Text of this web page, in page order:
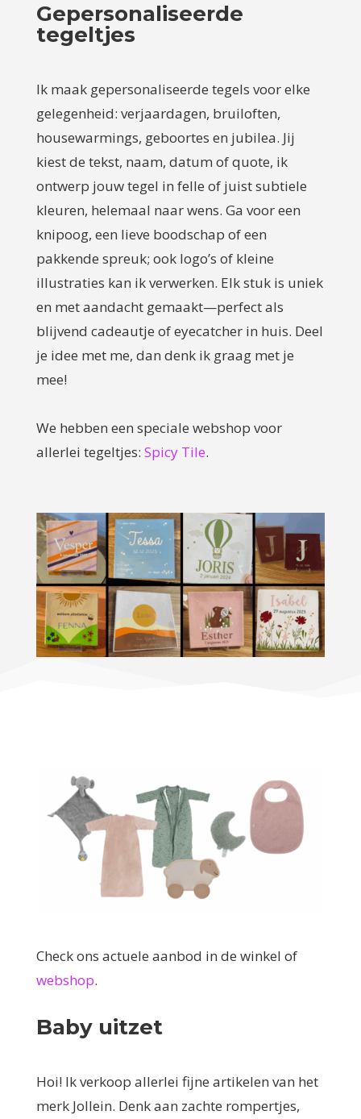
Gepersonaliseerde
tegeltjes
Ik maak gepersonaliseerde tegels voor elke
gelegenheid: verjaardagen, bruiloften,
housewarmings, geboortes en jubilea. Jij
kiest de tekst, naam, datum of quote, ik
ontwerp jouw tegel in felle of juist subtiele
kleuren, helemaal naar wens. Ga voor een
knipoog, een lieve boodschap of een
pakkende spreuk; ook logo’s of kleine
illustraties kan ik verwerken. Elk stuk is uniek
en met aandacht gemaakt—perfect als
blijvend cadeautje of eyecatcher in huis. Deel
je idee met me, dan denk ik graag met je
mee!
We hebben een speciale webshop voor
allerlei tegeltjes: Spicy Tile.
Check ons actuele aanbod in de winkel of
webshop.
Baby uitzet
Hoi! Ik verkoop allerlei fijne artikelen van het
merk Jollein. Denk aan zachte rompertjes,